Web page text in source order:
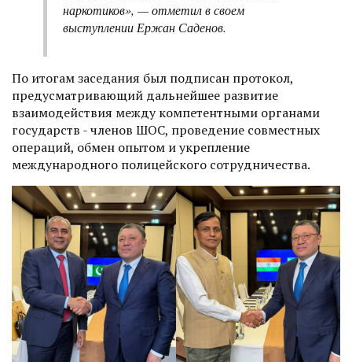
наркотиков», — отметил в своем
выступлении Ержан Саденов.
По итогам заседания был подписан протокол,
предусматривающий дальнейшее развитие
взаимодействия между компетентными органами
государств - членов ШОС, проведение совместных
операций, обмен опытом и укрепление
международного полицейского сотрудничества.